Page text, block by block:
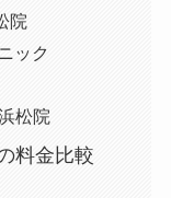
院
ック
松院
料金比較